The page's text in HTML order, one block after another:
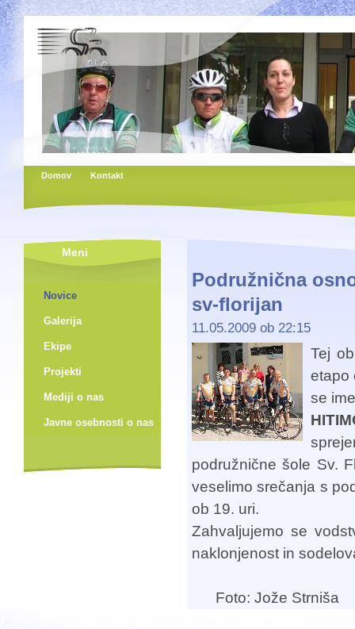
Domov Kontakt
Meni
Novice
Galerija
Ekipe
Projekti
Mediji o nas
Javne osebnosti o nas
Podružnična
sv-florijan
11.05.2009 ob 22:15
Tej
etapo
se
podružnične šole Sv.
veselimo srečanja s
ob 19. uri.
Zahvaljujemo se
naklonjenost in
Foto: Jože Strniša